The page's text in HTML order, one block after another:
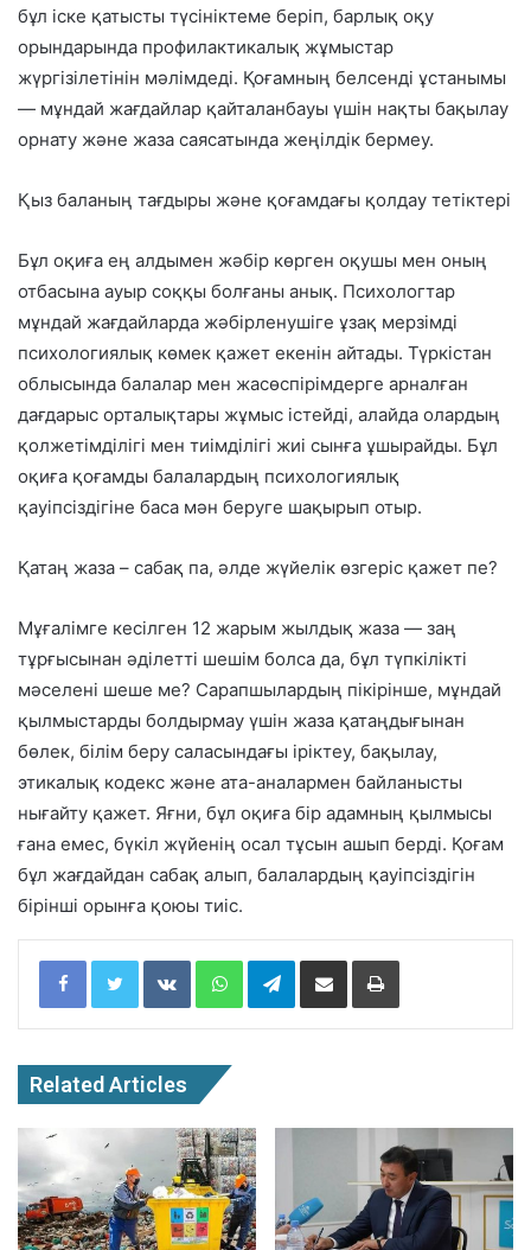
бұл іске қатысты түсініктеме беріп, барлық оқу
орындарында профилактикалық жұмыстар
жүргізілетінін мәлімдеді. Қоғамның белсенді ұстанымы
— мұндай жағдайлар қайталанбауы үшін нақты бақылау
орнату және жаза саясатында жеңілдік бермеу.
Қыз баланың тағдыры және қоғамдағы қолдау тетіктері
Бұл оқиға ең алдымен жәбір көрген оқушы мен оның
отбасына ауыр соққы болғаны анық. Психологтар
мұндай жағдайларда жәбірленушіге ұзақ мерзімді
психологиялық көмек қажет екенін айтады. Түркістан
облысында балалар мен жасөспірімдерге арналған
дағдарыс орталықтары жұмыс істейді, алайда олардың
қолжетімділігі мен тиімділігі жиі сынға ұшырайды. Бұл
оқиға қоғамды балалардың психологиялық
қауіпсіздігіне баса мән беруге шақырып отыр.
Қатаң жаза – сабақ па, әлде жүйелік өзгеріс қажет пе?
Мұғалімге кесілген 12 жарым жылдық жаза — заң
тұрғысынан әділетті шешім болса да, бұл түпкілікті
мәселені шеше ме? Сарапшылардың пікірінше, мұндай
қылмыстарды болдырмау үшін жаза қатаңдығынан
бөлек, білім беру саласындағы іріктеу, бақылау,
этикалық кодекс және ата-аналармен байланысты
нығайту қажет. Яғни, бұл оқиға бір адамның қылмысы
ғана емес, бүкіл жүйенің осал тұсын ашып берді. Қоғам
бұл жағдайдан сабақ алып, балалардың қауіпсіздігін
бірінші орынға қоюы тиіс.
Facebook Twitter VKontakte WhatsApp Telegram
Related Articles